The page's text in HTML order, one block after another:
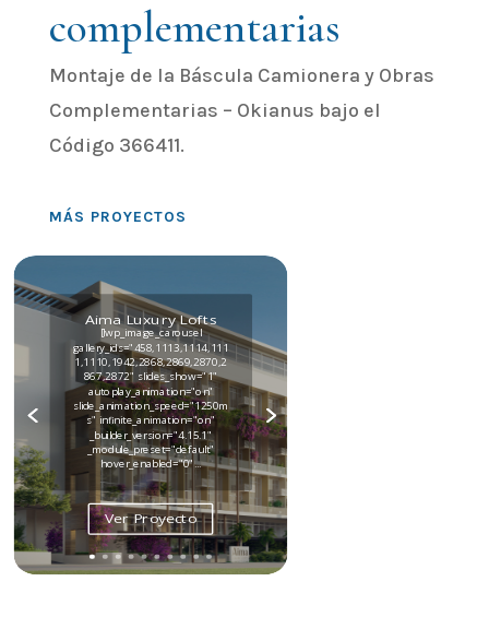
complementarias
Montaje de la Báscula Camionera y Obras
Complementarias – Okianus bajo el
Código 366411.
MÁS PROYECTOS
Aima Luxury Lofts
[lwp_image_carousel
gallery_ids="458,1113,1114,111
1,1110,1942,2868,2869,2870,2
867,2872" slides_show="1"
autoplay_animation="on"
slide_animation_speed="1250m
s" infinite_animation="on"
_builder_version="4.15.1"
_module_preset="default"
hover_enabled="0"...
Ver Proyecto